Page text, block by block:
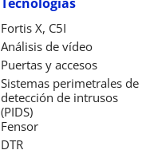
Fortis X, C5I
Análisis de vídeo
Puertas y accesos
Sistemas perimetrales de
detección de intrusos
(PIDS)
Fensor
DTR